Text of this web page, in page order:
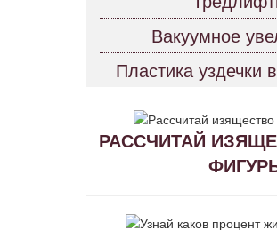
Вакуумное
Пластика уздечки
РАССЧИТАЙ